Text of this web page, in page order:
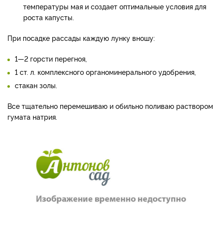
температу­ры мая и создает оптимальные условия для
роста капусты.
При посадке рассады каждую лунку вношу:
1—2 горсти перегноя,
1 ст. л. комплексного органоминераль­ного удобрения,
стакан золы.
Все тщательно перемешиваю и обильно поливаю раствором
гумата натрия.